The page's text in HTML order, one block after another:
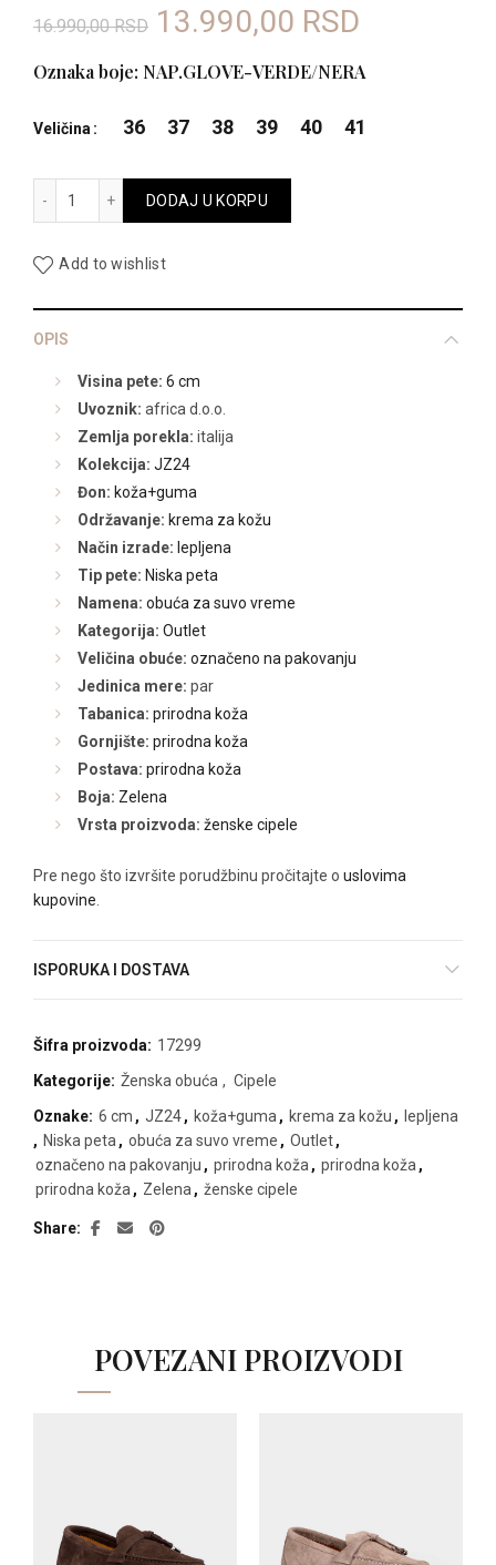
16.990,00RSD Originalna
cena
je
16.990,00 RSD.
13.990,00 RSD
cena
je:
Oznaka boje: NAP.GLOVE-VERDE/NERA
Veličina 36 37 38 39 40 41
DODAJ U KORPU
Add to wishlist
OPIS
Visina pete: 6 cm
Uvoznik: africa d.o.o.
Zemlja porekla: italija
Kolekcija: JZ24
Đon: koža+guma
Održavanje: krema za kožu
Način izrade: lepljena
Tip pete: Niska peta
Namena: obuća za suvo vreme
Kategorija: Outlet
Veličina obuće: označeno na pakovanju
Jedinica mere: par
Tabanica: prirodna koža
Gornjište: prirodna koža
Postava: prirodna koža
Boja: Zelena
Vrsta proizvoda: ženske cipele
Pre nego što izvršite porudžbinu pročitajte o uslovima
kupovine
ISPORUKA I DOSTAVA
Šifra proizvoda: 17299
Kategorije: Ženska obuća , Cipele
Oznake: 6 cm , JZ24, koža+guma , krema za kožu , lepljena
, Niska peta , obuća za suvo vreme , Outlet,
označeno na pakovanju , prirodna koža , prirodna koža ,
prirodna koža , Zelena , ženske cipele
Share
POVEZANI PROIZVODI